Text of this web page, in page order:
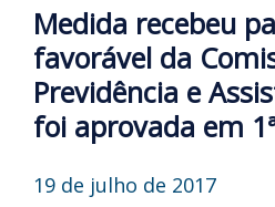
Medida recebeu
favorável da
Previdência e
foi aprovada em
19 de julho de 2017